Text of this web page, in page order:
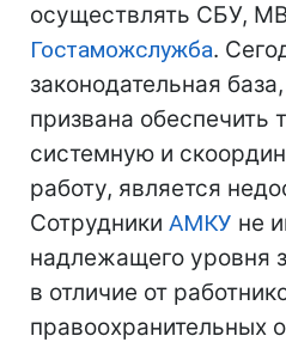
осуществлять СБУ,
Гостаможслужба.
законодательная
призвана обеспечить
системную и
работу, является
Сотрудники АМКУ не
надлежащего уровня
в отличие от
правоохранительных